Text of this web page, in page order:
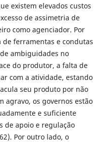
existem elevados custos
de assimetria de
como agenciador. Por
ferramentas e condutas
ambiguidades no
do produtor, a falta de
com a atividade, estando
seu produto por não
agravo, os governos estão
e suficiente
de apoio e regulação
Por outro lado, o